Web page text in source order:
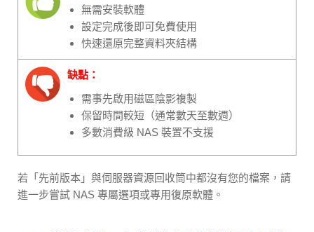
無需安裝軟體
設定完成後即可免費使用
快速還原完整資料夾結構
缺點：
需事先啟用磁區陰影複製
保留時間較短（通常數天至數週）
多數消費級 NAS 裝置不支援
若「先前版本」與伺服器資源回收筒中都沒有您的檔案，請
進一步嘗試 NAS 專屬選項或專用復原軟體。